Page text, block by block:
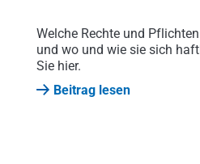
Welche Rechte und
und wo und wie sie sich
Sie hier.
Beitrag lesen